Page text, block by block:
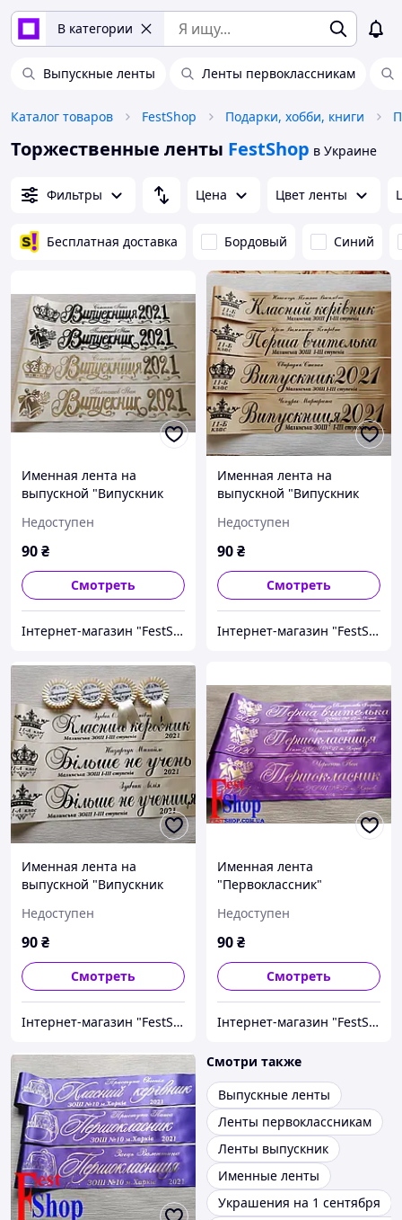
В категории
Выпускные ленты Ленты первоклассникам
Каталог товаров FestShop Подарки, хобби, книги
Торжественные ленты FestShop в Украине
Фильтры Цена Цвет ленты
Бесплатная доставка Бордовый Синий
Именная лента на
выпускной "Випускник
Недоступен
90₴
Смотреть
Інтернет-магазин "FestShop"
Именная лента на
выпускной "Випускник
Недоступен
90₴
Смотреть
Інтернет-магазин "FestShop"
Именная лента на
выпускной "Випускник
Недоступен
90₴
Смотреть
Інтернет-магазин "FestShop"
Именная лента
"Первоклассник"
Недоступен
90₴
Смотреть
Інтернет-магазин "FestShop"
Смотри также
Выпускные ленты
Ленты первоклассникам
Ленты выпускник
Именные ленты
Украшения на 1 сентября